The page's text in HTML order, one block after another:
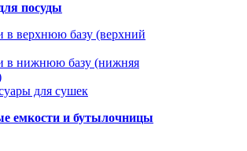
посуды
в верхнюю базу (верхний
в нижнюю базу (нижняя
для сушек
емкости и бутылочницы